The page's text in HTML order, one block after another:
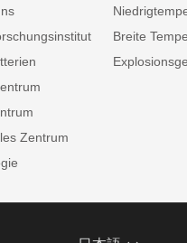
Zentrum
Breite